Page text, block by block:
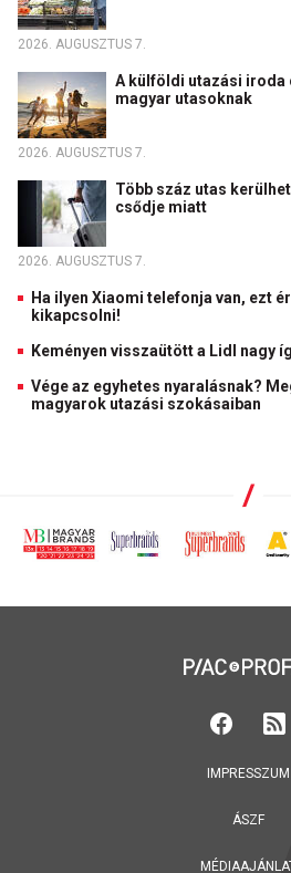
2026. AUGUSZTUS 7.
A külföldi utazási iroda
magyar utasoknak
2026. AUGUSZTUS 7.
Több száz utas
csődje miatt
2026. AUGUSZTUS 7.
Ha ilyen Xiaomi telefonja van, ezt
kikapcsolni!
Keményen visszaütött a Lidl nagy
Vége az egyhetes nyaralásnak?
magyarok utazási szokásaiban
IMPRESSZUM
ÁSZF